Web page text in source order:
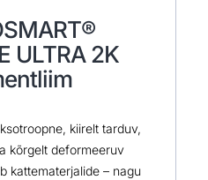
ULTRA 2K
kiirelt tarduv,
kõrgelt deformeeruv
kattematerjalide – nagu